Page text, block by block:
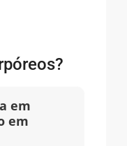
em
em